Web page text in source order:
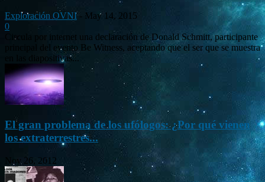
Exploración OVNI - May 14, 2015
0
Circula por internet una declaración de Donald Schmitt, participante
principal del evento Be Witness, aceptando que el ser que se muestra
en las diapositivas...
El gran problema de los ufólogos: ¿Por qué vienen
los extraterrestres...
Nov 26, 2012